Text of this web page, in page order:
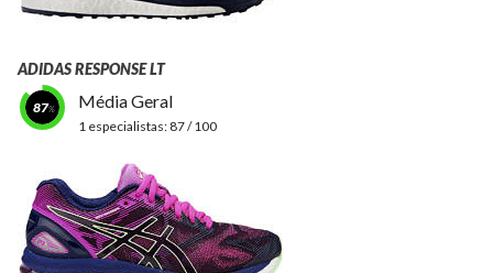
ADIDAS RESPONSE LT
87 Média Geral
1 especialistas: 87 / 100